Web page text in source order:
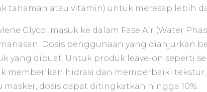
tanaman atau vitamin) untuk meresap lebih
Glycol masuk ke dalam Fase Air (Water
Dosis penggunaan yang dianjurkan
yang dibuat. Untuk produk leave-on seperti
memberikan hidrasi dan memperbaiki
dosis dapat ditingkatkan hingga 10%.